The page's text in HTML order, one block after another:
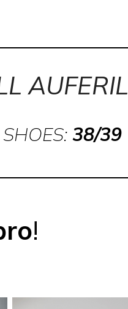
AUFERIL
SHOES: 38/39
!